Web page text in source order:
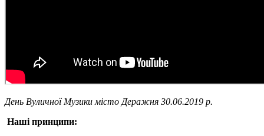
День Вуличної Музики місто Деражня 30.06.2019 р.
Наші принципи: